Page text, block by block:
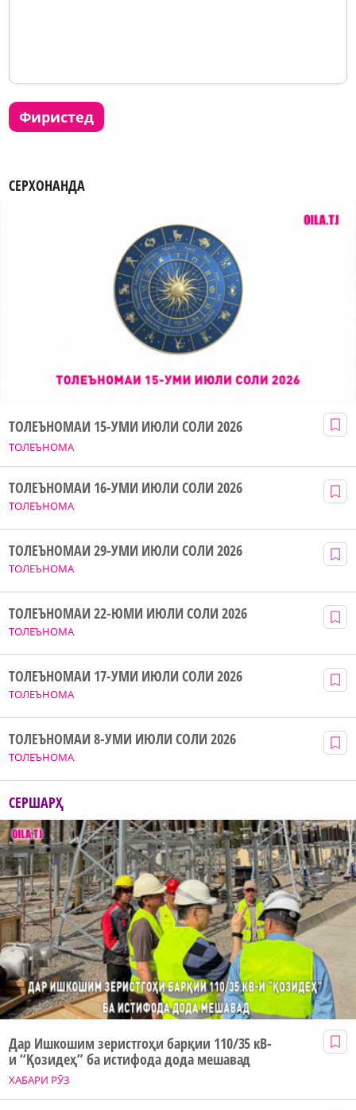
фиристед
СЕРХОНАНДА
ТОЛЕЪНОМА
ТОЛЕЪНОМАИ 15-УМИ ИЮЛИ СОЛИ 2026
ТОЛЕЪНОМА
ТОЛЕЪНОМАИ 16-УМИ ИЮЛИ СОЛИ 2026
ТОЛЕЪНОМА
ТОЛЕЪНОМАИ 29-УМИ ИЮЛИ СОЛИ 2026
ТОЛЕЪНОМА
ТОЛЕЪНОМАИ 22-ЮМИ ИЮЛИ СОЛИ 2026
ТОЛЕЪНОМА
ТОЛЕЪНОМАИ 17-УМИ ИЮЛИ СОЛИ 2026
ТОЛЕЪНОМА
ТОЛЕЪНОМАИ 8-УМИ ИЮЛИ СОЛИ 2026
СЕРШАРҲ
ХАБАРИ РӮЗ
Дар Ишкошим зеристгоҳи барқии 110/35 кВ-
и “Қозидеҳ” ба истифода дода мешавад